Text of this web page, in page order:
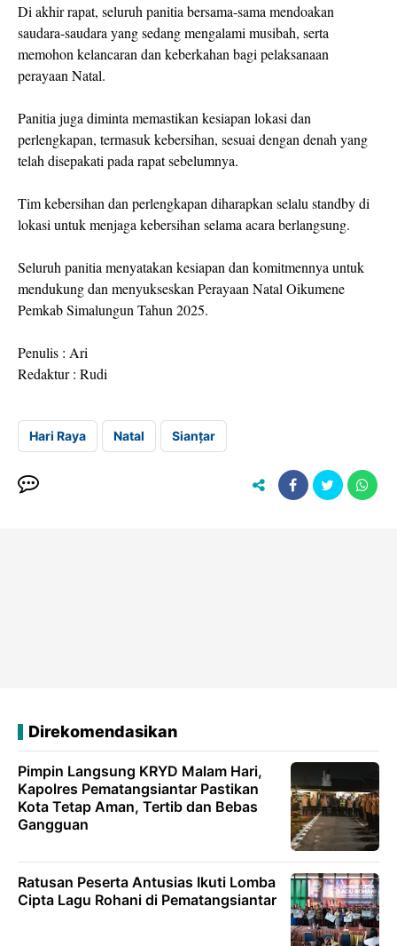
Di akhir rapat, seluruh panitia bersama-sama mendoakan
saudara-saudara yang sedang mengalami musibah, serta
memohon kelancaran dan keberkahan bagi pelaksanaan
perayaan Natal.
Panitia juga diminta memastikan kesiapan lokasi dan
perlengkapan, termasuk kebersihan, sesuai dengan denah yang
telah disepakati pada rapat sebelumnya.
Tim kebersihan dan perlengkapan diharapkan selalu standby di
lokasi untuk menjaga kebersihan selama acara berlangsung.
Seluruh panitia menyatakan kesiapan dan komitmennya untuk
mendukung dan menyukseskan Perayaan Natal Oikumene
Pemkab Simalungun Tahun 2025.
Penulis : Ari
Redaktur : Rudi
Hari Raya Natal Sianțar
Direkomendasikan
Pimpin Langsung KRYD Malam Hari,
Kapolres Pematangsiantar Pastikan
Kota Tetap Aman, Tertib dan Bebas
Gangguan
Ratusan Peserta Antusias Ikuti Lomba
Cipta Lagu Rohani di Pematangsiantar